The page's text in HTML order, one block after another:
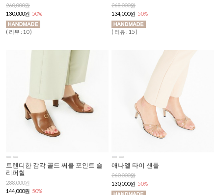
260,000원
130,000원 50%
( 리뷰 : 10 )
268,000원
134,000원 50%
( 리뷰 : 15 )
트렌디한 감각 골드 써클 포인트 슬
리퍼힐
288,000원
144,000원 50%
애나멜 타이 샌들
260,000원
130,000원 50%